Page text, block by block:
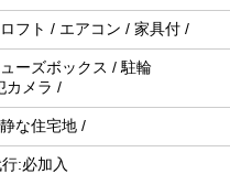
フト / エアコン / 家具付 /
ーズボックス / 駐輪
カメラ /
な住宅地 /
:必加入